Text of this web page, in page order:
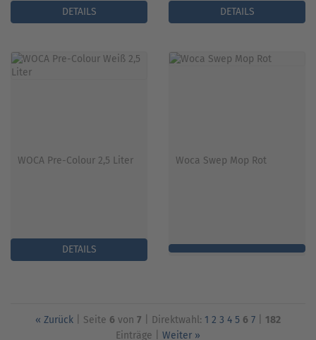
DETAILS DETAILS
WOCA Pre-Colour 2,5 Liter
DETAILS
Woca Swep Mop Rot
« Zurück | Seite 6 von 7 | Direktwahl: 1 2 3 4 5 6 7
182
Einträge | Weiter »